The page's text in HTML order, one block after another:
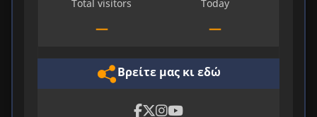
Total visitors
—
Today
—
Βρείτε μας κι εδώ